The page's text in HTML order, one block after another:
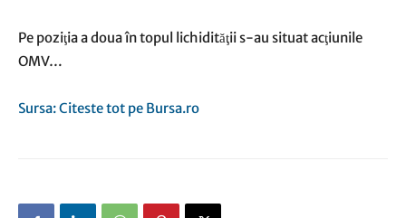
Pe poziţia a doua în topul lichidităţii s-au situat acţiunile
OMV…
Sursa: Citeste tot pe Bursa.ro